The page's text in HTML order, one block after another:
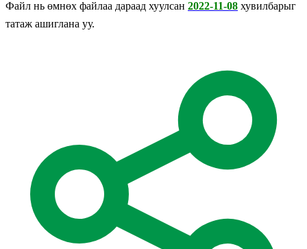
Файл нь өмнөх файлаа дараад хуулсан 2022-11-08 хувилбарыг
татаж ашиглана уу.